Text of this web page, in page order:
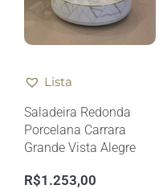
Lista
Saladeira Redonda
Porcelana Carrara
Grande Vista Alegre
R$1.253,00